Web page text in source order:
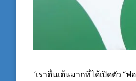
“เราตื่นเต้นมากที่ได้เปิดตัว “